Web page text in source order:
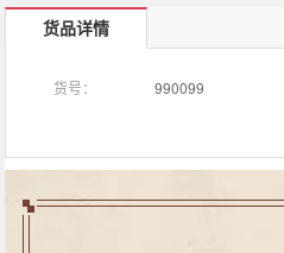
货品详情
货号： 990099